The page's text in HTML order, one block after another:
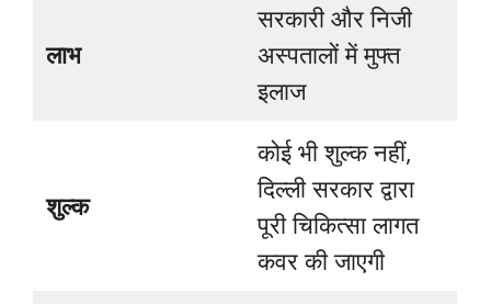
लाभ
सरकारी और निजी
अस्पतालों में मुफ्त
इलाज
शुल्क
कोई भी शुल्क नहीं,
दिल्ली सरकार द्वारा
पूरी चिकित्सा लागत
कवर की जाएगी